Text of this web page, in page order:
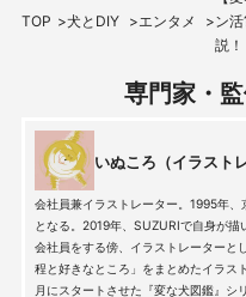
TOP 犬とDIY エンタメ
ン
説！
専門家・
いぬころ（イラスト
会社員兼イラストレーター。1995年
となる。2019年、SUZURIで自身が描
会社員をする傍、イラストレーターと
程と好きなところ」をまとめたイラス
月にスタートさせた『変な犬図鑑』シ